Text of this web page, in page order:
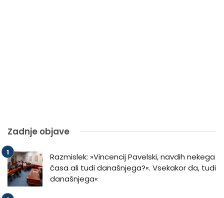
Zadnje objave
Razmislek: »Vincencij Pavelski, navdih nekega
časa ali tudi današnjega?«. Vsekakor da, tudi
današnjega«